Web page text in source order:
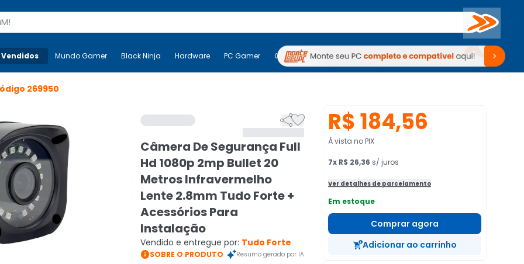
Buscar
Mais-v- Mundo Gamer Black Ninja Hardware PC Gamer Computadores Periféricos TV Venda no KaBuM!
Mundo Gamer Black Ninja Hardware PC Gamer Computadores Periféricos TV Venda no KaBuM!
269950

Câmera De Segurança Full
Hd 1080p 2mp Bullet 20
Metros Infravermelho
Lente 2.8mm Tudo Forte +
Acessórios Para
Instalação
Vendido e entregue por: Tudo Forte
SOBRE O PRODUTO Resumo gerado por IA
R$ 184,56
À vista no PIX
7x R$ 26,36 s/ juros
Ver detalhes de parcelamento
Em estoque
Comprar agora
Adicionar ao carrinho